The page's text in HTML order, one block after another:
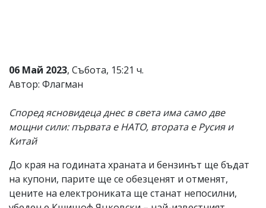
от
читателите
и
не
носи
отговорност
за
Ако
откриете
обиден
за
вас
06 Май 2023, Събота, 15:21 ч.
Автор: Флагман
Според ясновидеца днес в света има само две
мощни сили: първата е НАТО, втората е Русия и
Китай
До края на годината храната и бензинът ще бъдат
на купони, парите ще се обезценят и отменят,
цените на електрониката ще станат непосилни,